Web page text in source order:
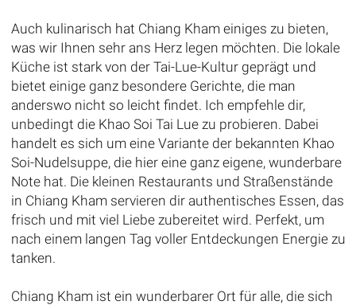
Auch kulinarisch hat Chiang Kham einiges zu bieten,
was wir Ihnen sehr ans Herz legen möchten. Die lokale
Küche ist stark von der Tai-Lue-Kultur geprägt und
bietet einige ganz besondere Gerichte, die man
anderswo nicht so leicht findet. Ich empfehle dir,
unbedingt die Khao Soi Tai Lue zu probieren. Dabei
handelt es sich um eine Variante der bekannten Khao
Soi-Nudelsuppe, die hier eine ganz eigene, wunderbare
Note hat. Die kleinen Restaurants und Straßenstände
in Chiang Kham servieren dir authentisches Essen, das
frisch und mit viel Liebe zubereitet wird. Perfekt, um
nach einem langen Tag voller Entdeckungen Energie zu
tanken.
Chiang Kham ist ein wunderbarer Ort für alle, die sich